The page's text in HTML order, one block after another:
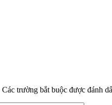
Các trường bắt buộc được đánh